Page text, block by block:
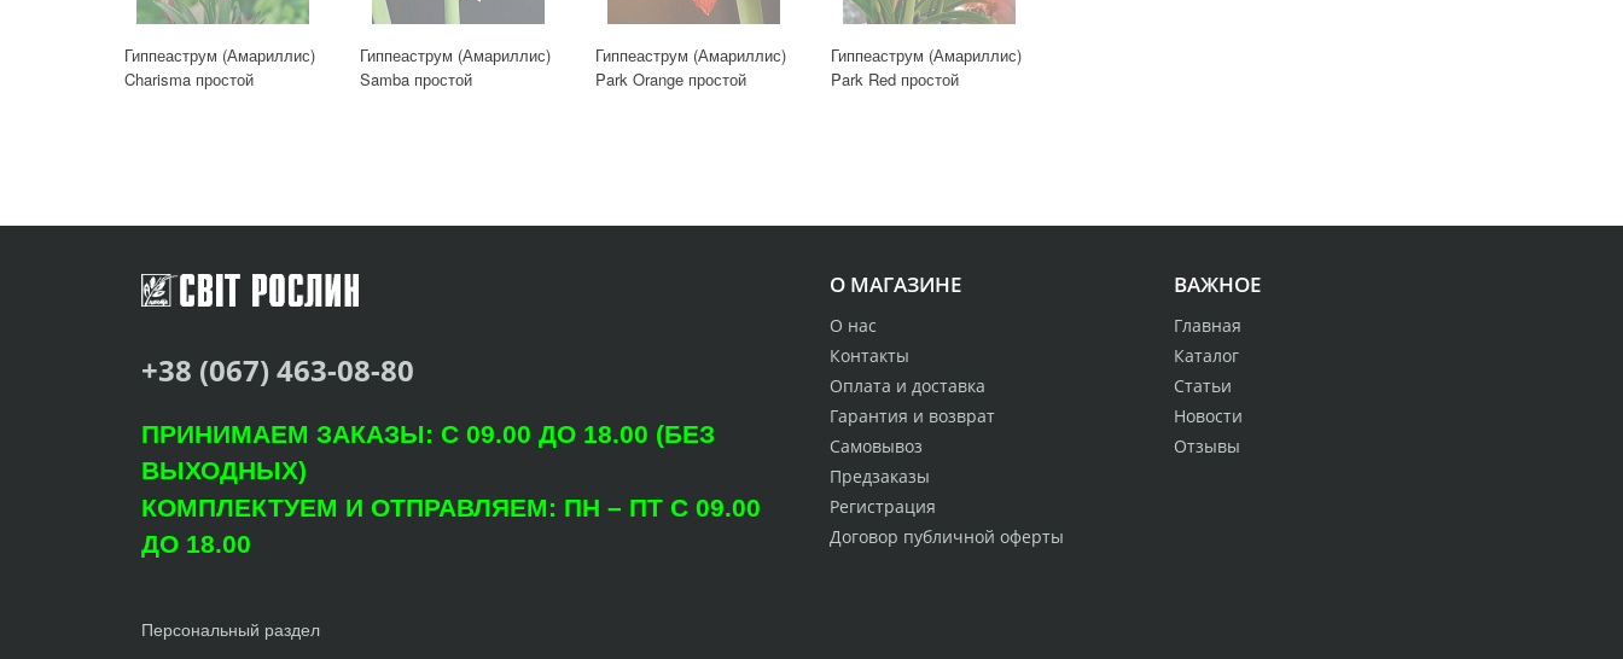
Гиппеаструм (Амариллис)
Charisma простой
Гиппеаструм (Амариллис)
Samba простой
Гиппеаструм (Амариллис)
Park Orange простой
Гиппеаструм (Амариллис)
Park Red простой
О МАГАЗИНЕ
О нас
Контакты
Оплата и доставка
Гарантия и возврат
Самовывоз
Предзаказы
Регистрация
Договор публичной оферты
ВАЖНОЕ
Главная
Каталог
Статьи
Новости
Отзывы
+38 (067) 463-08-80
ПРИНИМАЕМ ЗАКАЗЫ: С 09.00 ДО 18.00 (БЕЗ
ВЫХОДНЫХ)
КОМПЛЕКТУЕМ И ОТПРАВЛЯЕМ: ПН – ПТ С 09.00
ДО 18.00
Персональный раздел